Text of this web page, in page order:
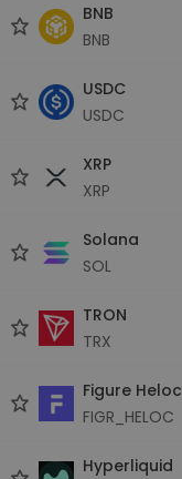
BNB
BNB
USDC
USDC
XRP
XRP
Solana
SOL
TRON
TRX
Figure Heloc
FIGR_HELOC
Hyperliquid